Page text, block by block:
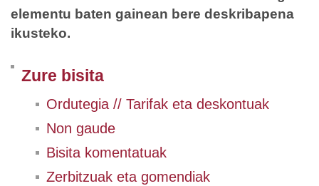
elementu baten gainean bere deskribapena
ikusteko.
Zure bisita
Ordutegia // Tarifak eta deskontuak
Non gaude
Bisita komentatuak
Zerbitzuak eta gomendiak